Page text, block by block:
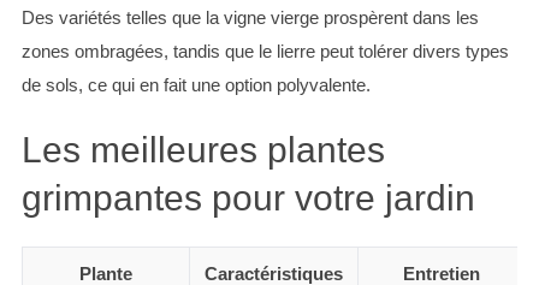
Des variétés telles que la vigne vierge prospèrent dans les
zones ombragées, tandis que le lierre peut tolérer divers types
de sols, ce qui en fait une option polyvalente.
Les meilleures plantes
grimpantes pour votre jardin
Plante
Caractéristiques Entretien